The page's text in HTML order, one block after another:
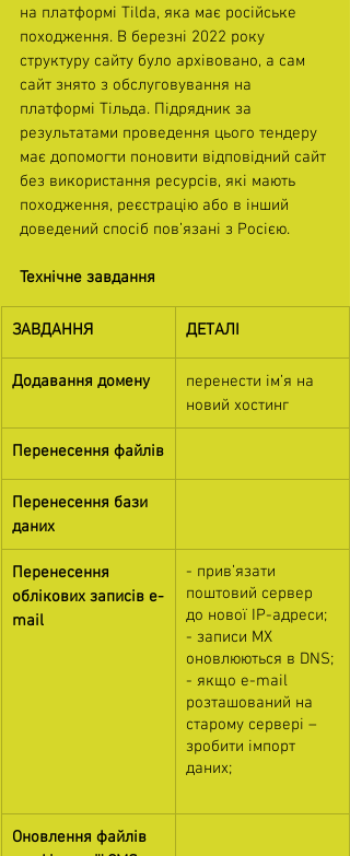
на платформі Tilda, яка має російське
походження. В березні 2022 року
структуру сайту було архівовано, а сам
сайт знято з обслуговування на
платформі Тільда. Підрядник за
результатами проведення цього тендеру
має допомогти поновити відповідний сайт
без використання ресурсів, які мають
походження, реєстрацію або в інший
доведений спосіб пов’язані з Росією.
Технічне завдання
ЗАВДАННЯ ДЕТАЛІ
Додавання домену
перенести ім’я на
новий хостинг
Перенесення файлів
Перенесення бази
даних
Перенесення
облікових записів e-
mail
- прив’язати
поштовий сервер
до нової IP-адреси;
- записи MX
оновлюються в DNS;
- якщо e-mail
розташований на
старому сервері –
зробити імпорт
даних;
Оновлення файлів